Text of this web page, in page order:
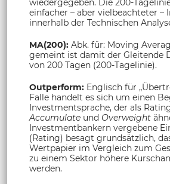
wiedergegeben. Die 200-
einfacher – aber vielbeachteter –
innerhalb der Technischen
MA(200): Abk. für: Moving
gemeint ist damit der Gleitende
von 200 Tagen (200-Tagelinie).
Outperform: Englisch für
Falle handelt es sich um einen
Investmentsprache, der als
Accumulate und Overweight
Investmentbankern vergebene
(Rating) besagt grundsätzlich,
Wertpapier im Vergleich zum
zu einem Sektor höhere
werden.